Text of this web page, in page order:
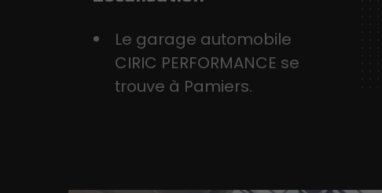
Le garage automobile
CIRIC PERFORMANCE se
trouve à Pamiers.